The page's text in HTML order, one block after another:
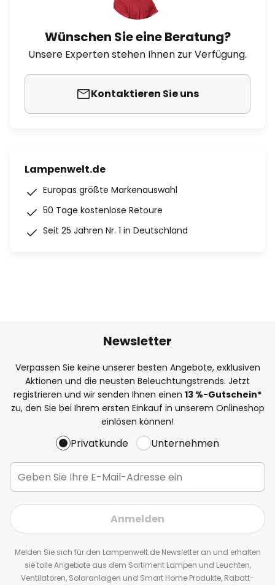
Wünschen Sie eine Beratung?
Unsere Experten stehen Ihnen zur Verfügung.
Kontaktieren Sie uns
Lampenwelt.de
Europas größte Markenauswahl
50 Tage kostenlose Retoure
Seit 25 Jahren Nr. 1 in Deutschland
Newsletter
Verpassen Sie keine unserer besten Angebote, exklusiven
Aktionen und die neusten Beleuchtungstrends. Jetzt
registrieren und wir senden Ihnen einen 13 %-Gutschein*
zu, den Sie bei Ihrem ersten Einkauf in unserem Onlineshop
einlösen können!
Privatkunde Unternehmen
Anmelden
Melden Sie sich für den Lampenwelt.de Newsletter an und erhalten
sie tolle Angebote aus dem Sortiment Lampen und Leuchten,
Ventilatoren, Solaranlagen und Smart Home Produkte, Rabatt-